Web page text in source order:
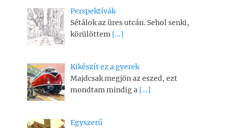
Perspektívák
Sétálok az üres utcán. Sehol senki,
körülöttem […]
Kikészít ez a gyerek
Majdcsak megjön az eszed, ezt
mondtam mindig a […]
Egyszerű